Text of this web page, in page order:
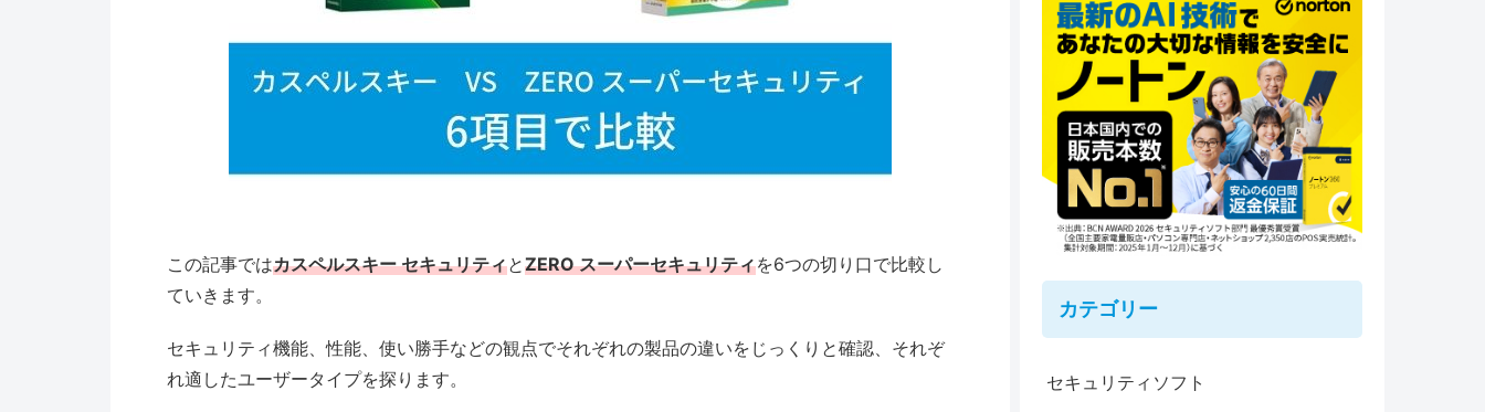
この記事ではカスペルスキー セキュリティとZERO スーパーセキュリティを6つの切り口で比較し
ていきます。
セキュリティ機能、性能、使い勝手などの観点でそれぞれの製品の違いをじっくりと確認、それぞ
れ適したユーザータイプを探ります。
カテゴリー
セキュリティソフト